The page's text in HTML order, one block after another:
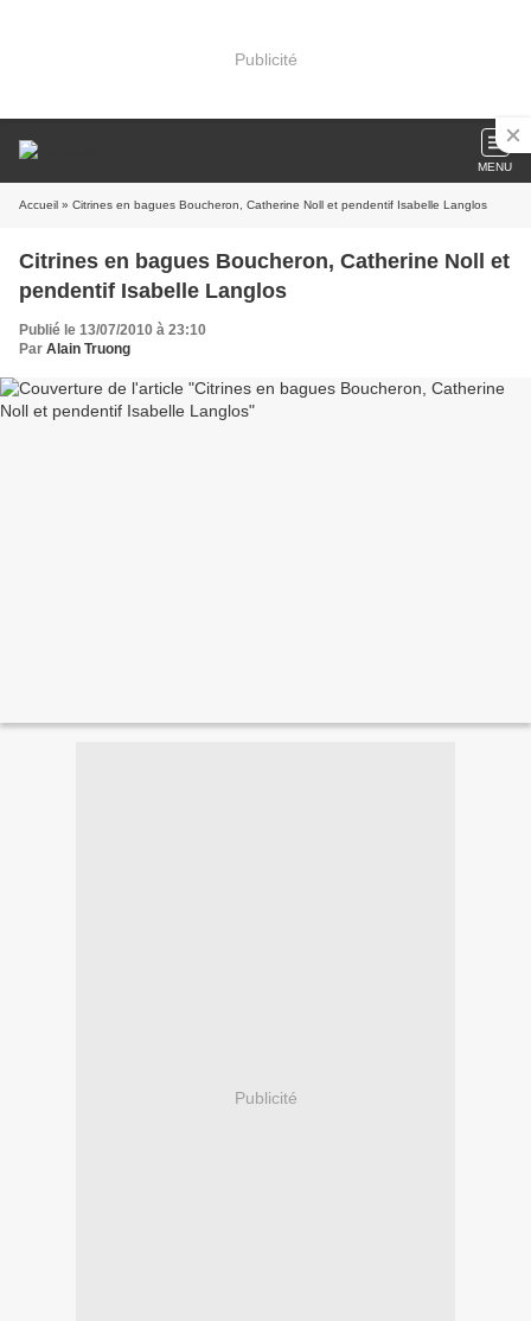
Publicité
MENU
Accueil » Citrines en bagues Boucheron, Catherine Noll et pendentif Isabelle Langlos
Citrines en bagues Boucheron, Catherine Noll et
pendentif Isabelle Langlos
Publié le 13/07/2010 à 23:10
Par Alain Truong
Publicité